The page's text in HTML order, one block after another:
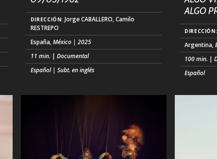
DIRECCIÓN: Jorge CABALLERO, Camilo
RESTREPO
España, México | 2025
11 min. | Documental
Español | Subt. en inglés
tuvieron lugar el 9 de mayo de ese año.
Intercalada entre las imágenes, la voz de un
hombre expone la versión oficial de los
hechos. Bajo su aparen (...)
ALGO
DIRECCIÓN:
Argentina,
100 min. |
Español
apuestas